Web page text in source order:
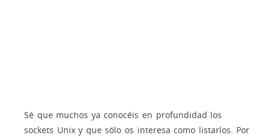
Sé que muchos ya conocéis en profundidad los
sockets Unix y que sólo os interesa como listarlos. Por